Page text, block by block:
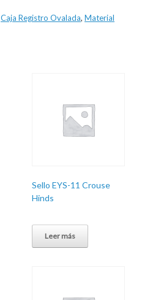
Caja Registro Ovalada, Material
Sello EYS-11 Crouse
Hinds
Leer más